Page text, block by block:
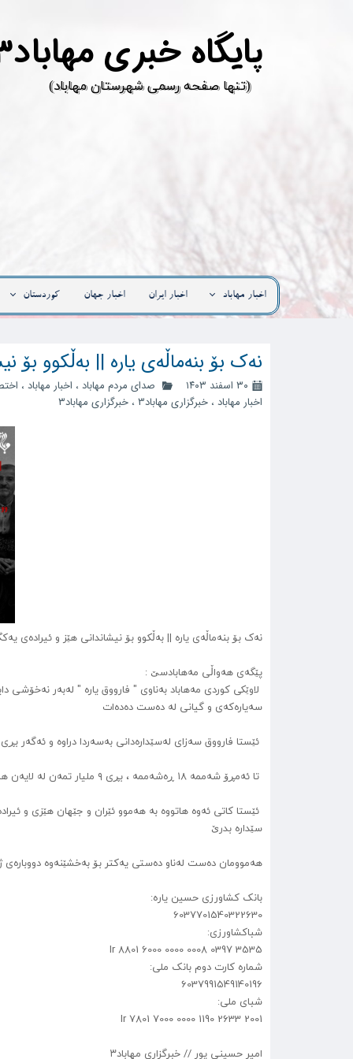
پ
​(تنها صفحه رسمی شهرستان مهاباد)
اخبار مهاباد اخبار ایران اخبار جهان کوردستان
نەک بۆ بنەماڵەی یارە || بەڵکوو بۆ
۳۰ اسفند ۱۴۰۳ صدای مردم مهاباد ، اخبار مهاباد ،
اخبار مهاباد ،خبرگزاری مهاباد3 ،خبرگزاری مهاباد۳
نەک بۆ بنەماڵەی یارە || بەڵکوو بۆ نیشاندانی هێز و ئیرادەی
پێگەی هەواڵی مەهابادسێ :
لاوێکی کوردی مەهاباد بەناوی " فارووق یارە " لەبەر
سەیارەکەی و گیانی لە دەست دەدەات
ئێستا فارووق سەزای لەسێدارەدانی بەسەردا دراوە و ئەگەر بڕی ١٢ ملیار نەدات بە بنەماڵەی ئەو سەربازە حوکمی سێدارەکەی ئەنجام
تا ئەمڕۆ شەممە ١٨ ڕەشەممە ، بڕی ٩ ملیار تمەن لە لایەن هاووڵاتیان کۆبووتەوە و تەنیا ٣ ملیار تمەن بۆ ڕزگاری ئەو لاوە لە ژێر حوکمی سێدارە پێویستە
ئێستا کاتی ئەوە هاتووە بە هەموو ئێران و جێهان هێزی و
سێدارە بدرێ
هەموومان دەست لەناو دەستی یەکتر بۆ بەخشێنەوە
بانک کشاورزی حسین یاره:
6037701540322630
شباکشاورزی:
Ir 8801 6000 0000 0008 0397 3535
شمارە کارت دوم بانک ملی:
6037991549140196
شبای ملی:
Ir 7801 7000 0000 1190 2633 2001
امیر حسینی پور // خبرگزاری مهاباد۳